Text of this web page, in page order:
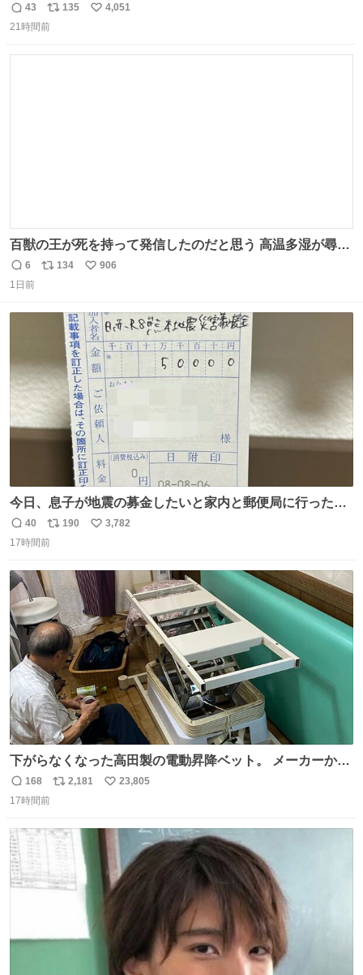
返
信
43
リ
ポ
135
い
4,051
21時間前
百獣の王が死を持って発信したのだと思う 高温多湿が尋常
でない日本の夏 どうか早急に飼育の環境を見直して 動物の
命を護ってください…と 治療中のライオンが助かりますよ
動物公園にて 残念ながら個体の識別は出来ません
返
信
6
リ
134
い
数
906
1日前
今日、息子が地震の募金したいと家内と郵便局に行ったみ
たいです。おもちゃとか買う選択肢もあったと思うけど、
自分で貯めてた2万円を役に立てて欲しい、みんなも元気
かできたらなぁと思いました。
返
信
40
リ
ポ
ト
数
190
い
数
3,782
17時間前
下がらなくなった高田製の電動昇降ベット。 メーカーから
は、完全に見放されたんですが、 見事に85歳の父が治しま
した。 うちの父は、トヨタカローラのボディをオート生産
の配線をハンダで修理している横で、
返
信
168
リ
ト
数
2,181
い
23,805
17時間前